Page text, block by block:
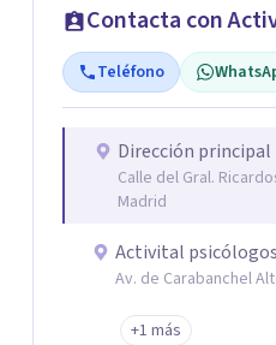
Contacta con
Teléfono
Dirección principal
Calle del Gral.
Madrid
Activital psicólogos
Av. de Carabanchel
+1 más